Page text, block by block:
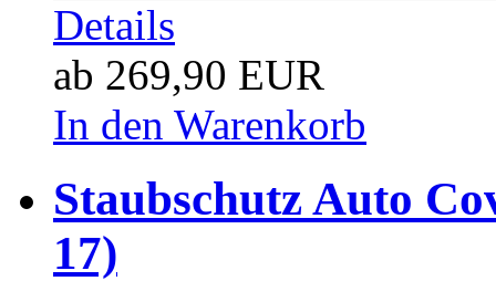
Details
ab 269,90 EUR
In den Warenkorb
Staubschutz Auto
17)